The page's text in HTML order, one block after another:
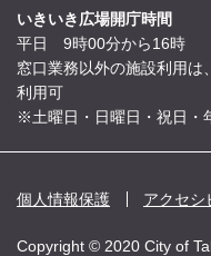
いきいき広場開庁時間
平日 9時00分から16時
窓口業務以外の施設利用
利用可
※土曜日・日曜日・祝日
個人情報保護 アクセシ
Copyright © 2020 City of